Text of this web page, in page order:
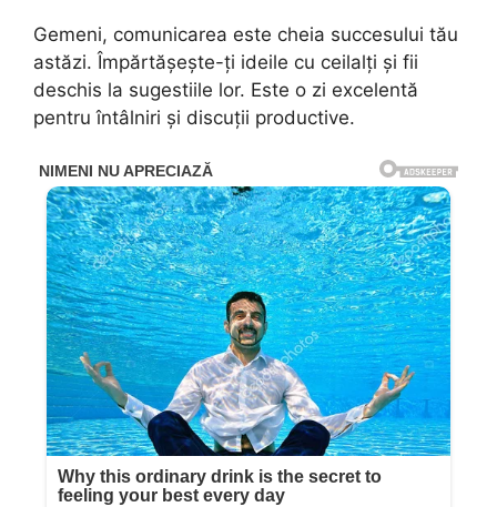
Gemeni, comunicarea este cheia succesului tău
astăzi. Împărtășește-ți ideile cu ceilalți și fii
deschis la sugestiile lor. Este o zi excelentă
pentru întâlniri și discuții productive.